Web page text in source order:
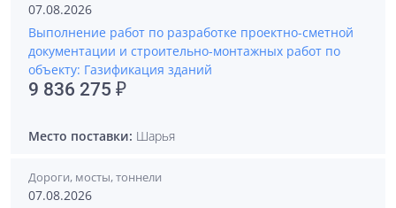
07.08.2026
Выполнение работ по разработке проектно-сметной
документации и строительно-монтажных работ по
объекту: Газификация зданий
9 836 275 ₽
Место поставки: Шарья
Дороги, мосты, тоннели
07.08.2026